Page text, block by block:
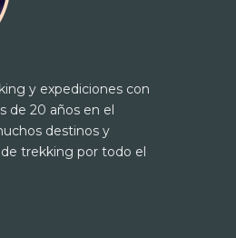
y expediciones con
de 20 años en el
destinos y
trekking por todo el